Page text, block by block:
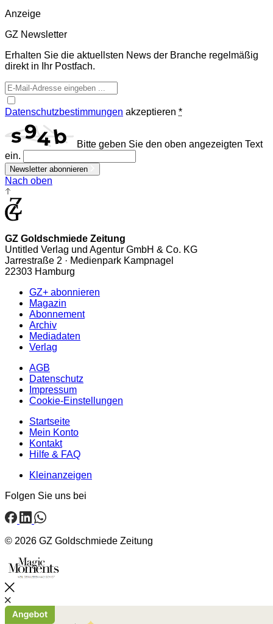
Anzeige
GZ Newsletter
Erhalten Sie die aktuellsten News der Branche regelmäßig
direkt in Ihr Postfach.
Datenschutzbestimmungen akzeptieren *
Bitte geben Sie den oben angezeigten Text
ein.
Newsletter abonnieren
Nach oben
GZ Goldschmiede Zeitung
Untitled Verlag und Agentur GmbH & Co. KG
Jarrestraße 2 · Medienpark Kampnagel
22303 Hamburg
GZ+ abonnieren
Magazin
Abonnement
Archiv
Mediadaten
Verlag
AGB
Datenschutz
Impressum
Cookie-Einstellungen
Startseite
Mein Konto
Kontakt
Hilfe & FAQ
Kleinanzeigen
Folgen Sie uns bei
© 2026 GZ Goldschmiede Zeitung
Schließen